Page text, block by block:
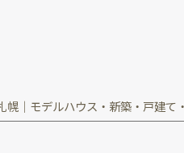
幌｜モデルハウス・新築・戸建て